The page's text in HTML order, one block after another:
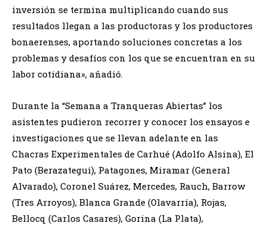
inversión se termina multiplicando cuando sus
resultados llegan a las productoras y los productores
bonaerenses, aportando soluciones concretas a los
problemas y desafíos con los que se encuentran en su
labor cotidiana», añadió.
Durante la “Semana a Tranqueras Abiertas” los
asistentes pudieron recorrer y conocer los ensayos e
investigaciones que se llevan adelante en las
Chacras Experimentales de Carhué (Adolfo Alsina), El
Pato (Berazategui), Patagones, Miramar (General
Alvarado), Coronel Suárez, Mercedes, Rauch, Barrow
(Tres Arroyos), Blanca Grande (Olavarría), Rojas,
Bellocq (Carlos Casares), Gorina (La Plata),